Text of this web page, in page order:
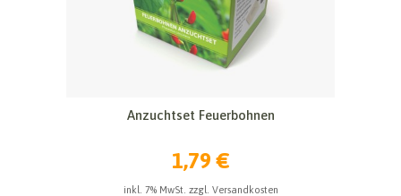
Anzuchtset Feuerbohnen
1,79 €
inkl. 7% MwSt. zzgl. Versandkosten